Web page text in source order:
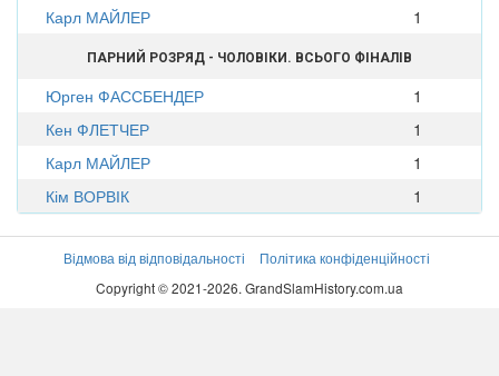
Карл МАЙЛЕР
1
ПАРНИЙ РОЗРЯД - ЧОЛОВІКИ. ВСЬОГО ФІНАЛІВ
Юрген ФАССБЕНДЕР
1
Кен ФЛЕТЧЕР
1
Карл МАЙЛЕР
1
Кім ВОРВІК
1
Відмова від відповідальності
Політика конфіденційності
Copyright © 2021-2026. GrandSlamHistory.com.ua